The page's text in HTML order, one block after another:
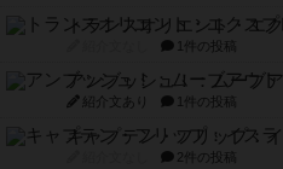
トランスオリエント・エ
1件の投稿
アンブッシュ！：ムーブア
紹介文あり 1件の投稿
キャプテン・フリップ：
2件の投稿